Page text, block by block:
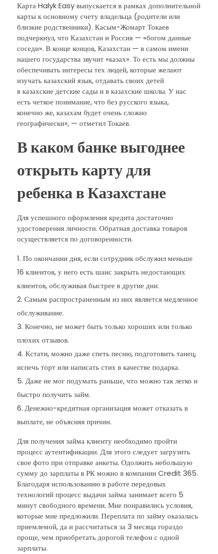
Карта Halyk Easy выпускается в рамках дополнительной
карты к основному счету владельца (родители или
близкие родственники). Касым-Жомарт Токаев
подчеркнул, что Казахстан и Россия — «богом данные
соседи». В конце концов, Казахстан — в самом имени
нашего государства звучит «казах». То есть мы должны
обеспечивать интересы тех людей, которые желают
изучать казахский язык, отдавать своих детей
в казахские детские сады и в казахские школы. У нас
есть четкое понимание, что без русского языка,
конечно же, казахам будет очень сложно
географически», — отметил Токаев.
В каком банке выгоднее
открыть карту для
ребенка в Казахстане
Для успешного оформления кредита достаточно
удостоверения личности. Обратная доставка товаров
осуществляется по договоренности.
По окончании дня, если сотрудник обслужил меньше
16 клиентов, у него есть шанс закрыть недостающих
клиентов, обслуживая быстрее в другие дни.
Самым распространенным из них является медленное
обслуживание.
Конечно, не может быть только хороших или только
плохих отзывов.
Кстати, можно даже спеть песню, подготовить танец,
испечь торт или написать стих в качестве подарка.
Даже не мог подумать раньше, что можно так легко и
быстро получить займ.
Денежно-кредитная организация может отказать в
выплате, не объясняя причин.
Для получения займа клиенту необходимо пройти
процесс аутентификации. Для этого следует загрузить
свое фото при отправке анкеты. Одолжить небольшую
сумму до зарплаты в РК можно в компании Credit 365.
Благодаря использованию в работе передовых
технологий процесс выдачи займа занимает всего 5
минут свободного времени. Мне понравились условия,
которые мне предложили. Переплата по займу оказалась
приемлемой, да и рассчитаться за 3 месяца гораздо
проще, чем приобретать дорогой телефон с одной
зарплаты.